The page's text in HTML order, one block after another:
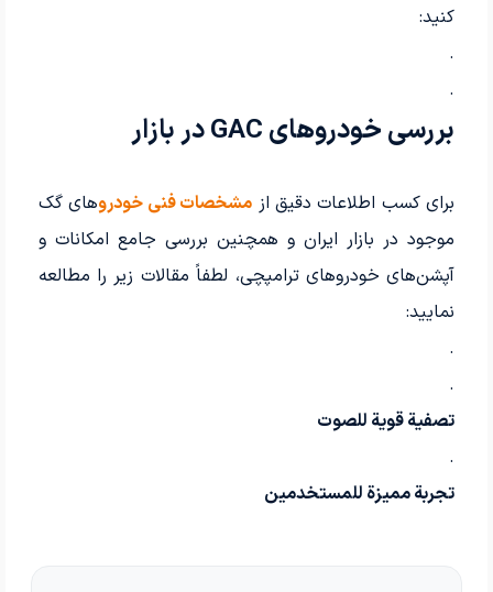
کنید:
.
.
بررسی خودروهای GAC در بازار
برای کسب اطلاعات دقیق از مشخصات فنی خودروهای گک
موجود در بازار ایران و همچنین بررسی جامع امکانات و
آپشن‌های خودروهای ترامپچی، لطفاً مقالات زیر را مطالعه
نمایید:
.
.
تصفية قوية للصوت
.
تجربة مميزة للمستخدمين